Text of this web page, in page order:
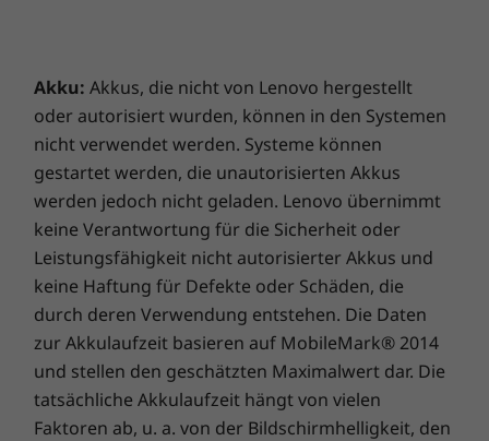
Für den Geschäftseinsatz konzipiert, auf
Ihren Lebensstil getestet.
Der ThinkCentre M710 Tiny wurde für
Langlebigkeit in jeder Umgebung entwickelt.
Als echter Think erfüllt er militärische
Spezifikationen und wurde 200 strengen
Qualitätstests unterzogen. Ob arktische
Temperaturen von -20 Grad oder 60 Grad
Wüstenhitze – dieses Modell lässt Sie nicht im
Stich.
Akku: Akkus, die nicht von Lenovo hergestellt
oder autorisiert wurden, können in den Systemen
nicht verwendet werden. Systeme können
gestartet werden, die unautorisierten Akkus
werden jedoch nicht geladen. Lenovo übernimmt
keine Verantwortung für die Sicherheit oder
Leistungsfähigkeit nicht autorisierter Akkus und
keine Haftung für Defekte oder Schäden, die
durch deren Verwendung entstehen. Die Daten
zur Akkulaufzeit basieren auf MobileMark® 2014
und stellen den geschätzten Maximalwert dar. Die
tatsächliche Akkulaufzeit hängt von vielen
Faktoren ab, u. a. von der Bildschirmhelligkeit, den